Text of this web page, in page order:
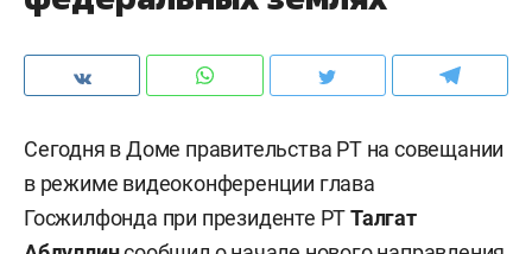
Сегодня в Доме правительства РТ на совещании
в режиме видеоконференции глава
Госжилфонда при президенте РТТалгат